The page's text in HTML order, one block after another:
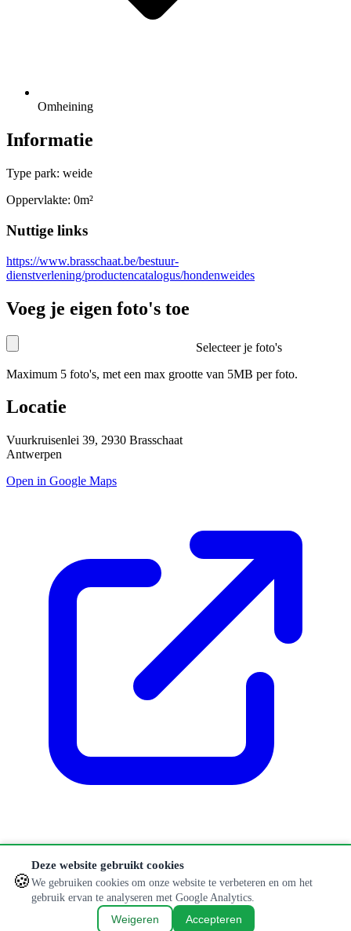
Omheining
Informatie
Type park: weide
Oppervlakte: 0m²
Nuttige links
https://www.brasschaat.be/bestuur-
dienstverlening/productencatalogus/hondenweides
Voeg je eigen foto's toe
Selecteer je foto's
Maximum 5 foto's, met een max grootte van 5MB per foto.
Locatie
Vuurkruisenlei 39, 2930 Brasschaat
Antwerpen
Open in Google Maps
Klopt er iets niet of is informatie verouderd?
Aanpassing doorgeven
© 2026 Hondenlosloopweides. Alle rechten voorbehouden.
🍪
Deze website gebruikt cookies
We gebruiken cookies om onze website te verbeteren en om het
gebruik ervan te analyseren met Google Analytics.
Weigeren Accepteren